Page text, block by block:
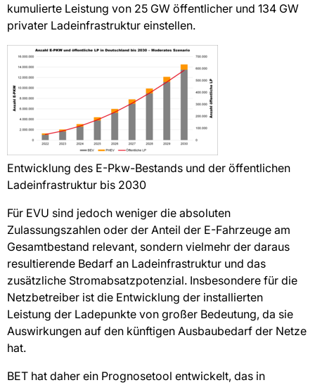
kumulierte Leistung von 25 GW öffentlicher und 134 GW
privater Ladeinfrastruktur einstellen.
Entwicklung des E-Pkw-Bestands und der öffentlichen
Ladeinfrastruktur bis 2030
Für EVU sind jedoch weniger die absoluten
Zulassungszahlen oder der Anteil der E-Fahrzeuge am
Gesamtbestand relevant, sondern vielmehr der daraus
resultierende Bedarf an Ladeinfrastruktur und das
zusätzliche Stromabsatzpotenzial. Insbesondere für die
Netzbetreiber ist die Entwicklung der installierten
Leistung der Ladepunkte von großer Bedeutung, da sie
Auswirkungen auf den künftigen Ausbaubedarf der Netze
hat.
BET hat daher ein Prognosetool entwickelt, das in